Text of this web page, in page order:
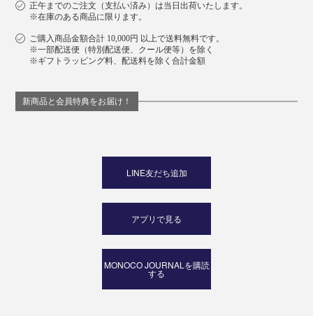
正午までのご注文（支払い済み）は当日出荷いたします。
※在庫のある商品に限ります。
ご購入商品金額合計 10,000円 以上で送料無料です。
※一部配送便（特別配送便、クール便等）を除く
※ギフトラッピング料、配送料を除く合計金額
新商品と会員特典をお届け！
LINE友だち追加
アプリで見る
MONOCO JOURNALを購読
する